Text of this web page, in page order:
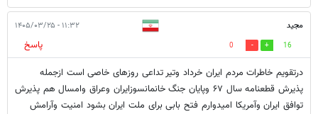
مجید ۱۱:۳۲ - ۱۴۰۵/۰۳/۲۵
16
0
پاسخ
درتقویم خاطرات مردم ایران خرداد وتیر تداعی روزهای خاصی است ازجمله
پذیرش قطعنامه سال ۶۷ وپایان جنگ خانمانسوزایران وعراق وامسال هم پذیرش
توافق ایران وآمریکا امیدوارم فتح بابی برای ملت ایران بشود امنیت وآرامش